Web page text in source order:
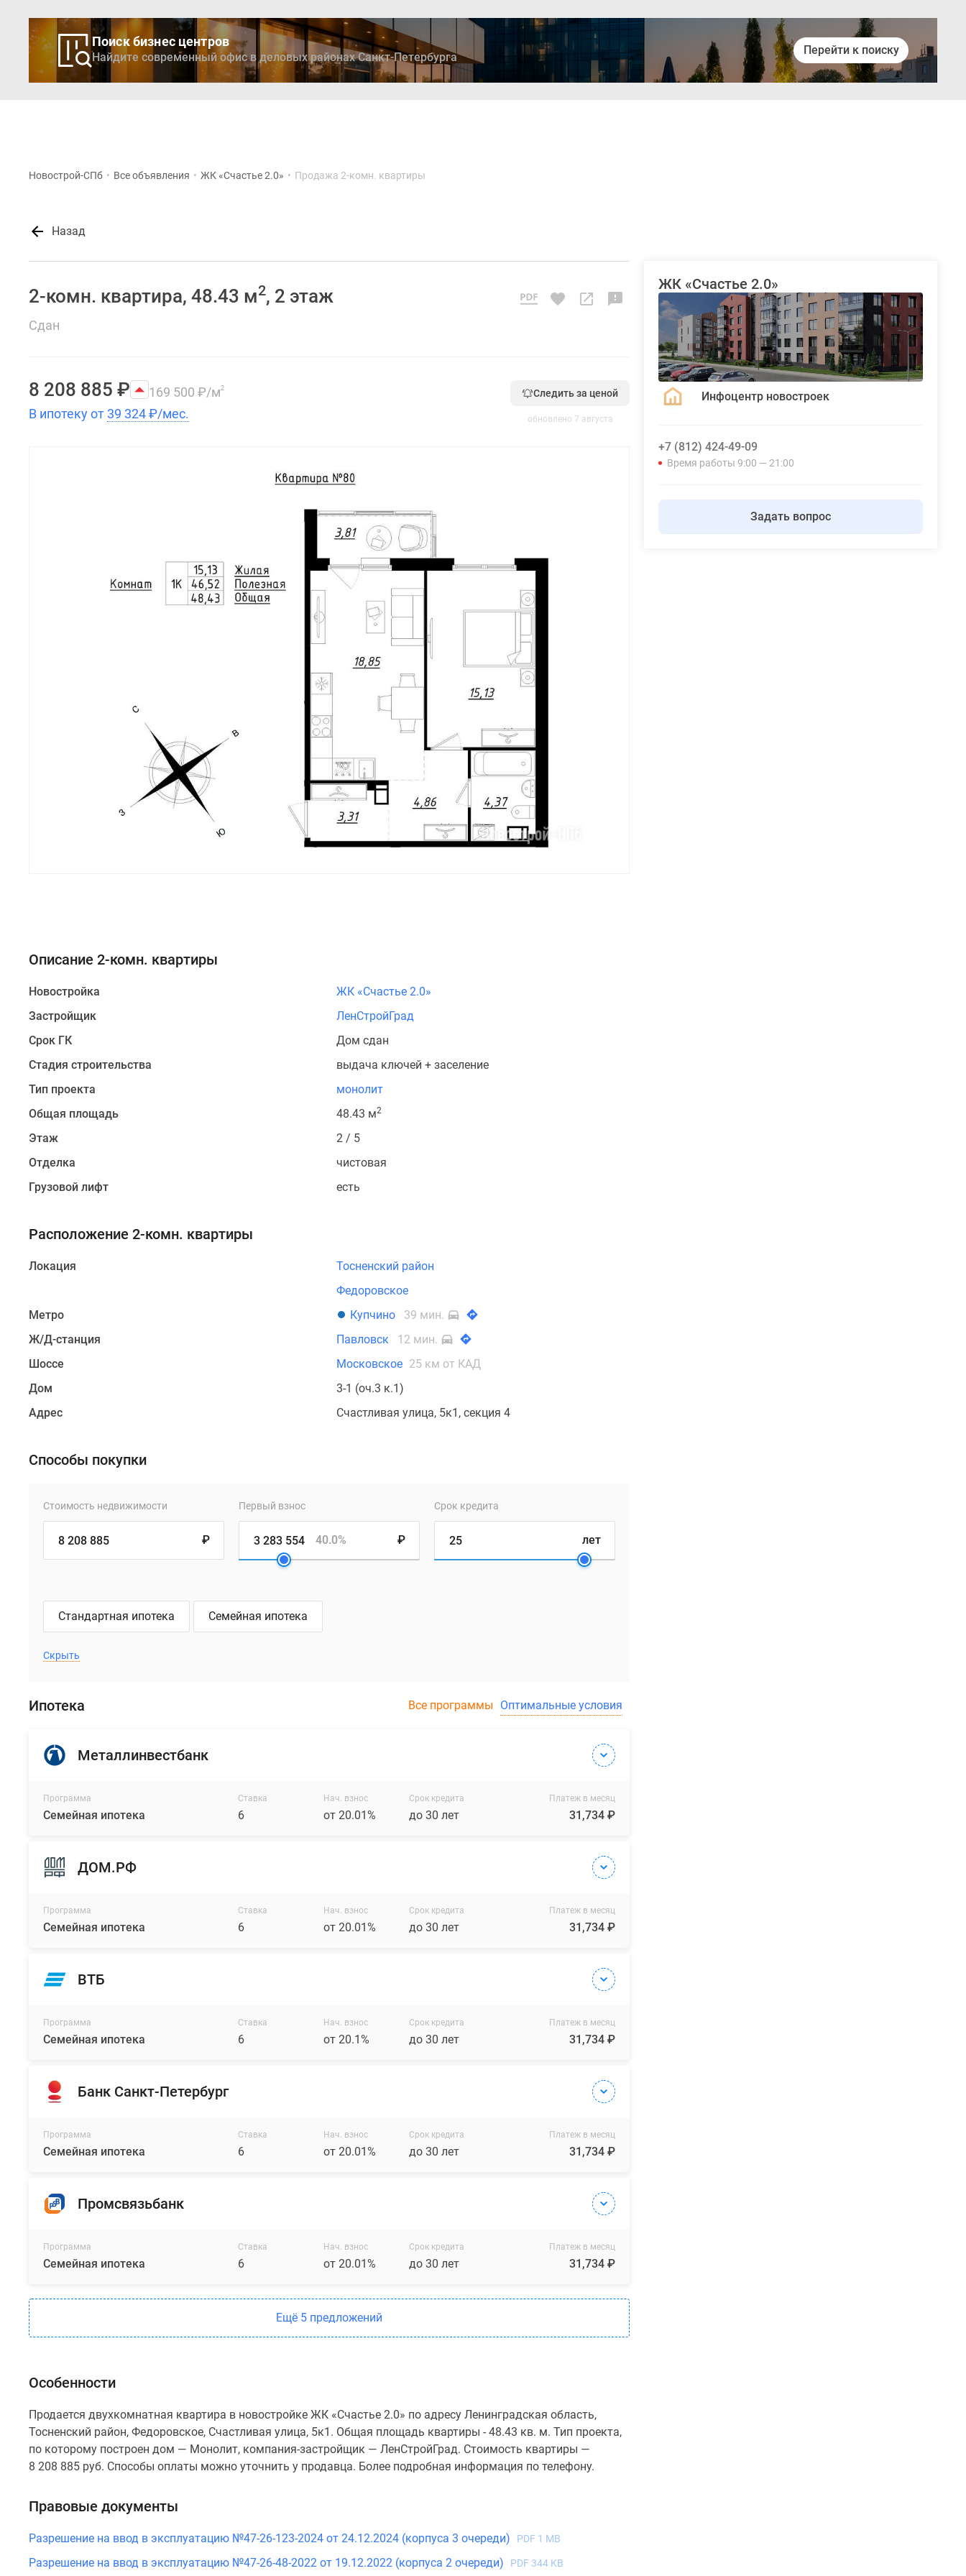
Поиск бизнес центров
Найдите современный офис в деловых районах Санкт-Петербурга
Перейти к поиску
Новострой-СПб • Все объявления • ЖК «Счастье 2.0» • Продажа 2-комн. квартиры
Назад
2-комн. квартира, 48.43 м2, 2 этаж
Сдан
8 208 885 ₽ 169 500 ₽/м2
В ипотеку от 39 324₽/мес.
Следить за ценой
обновлено 7 августа
Описание 2-комн. квартиры
Новостройка
ЖК «Счастье 2.0»
Застройщик
ЛенСтройГрад
Срок ГК
Дом сдан
Стадия строительства
выдача ключей + заселение
Тип проекта
монолит
Общая площадь
48.43 м2
Этаж
2 / 5
Отделка
чистовая
Грузовой лифт
есть
Расположение 2-комн. квартиры
Локация
Тосненский район
Федоровское
Метро
Купчино
39 мин.
Ж/Д-станция
Павловск
12 мин.
Шоссе
Московское 25 км от КАД
Дом
3-1 (оч.3 к.1)
Адрес
Счастливая улица, 5к1, секция 4
Способы покупки
Стоимость недвижимости
₽
Первый взнос
₽
40.0%
Срок кредита
лет
Стандартная ипотека Семейная ипотека
Скрыть
Ипотека Все программы Оптимальные условия
Металлинвестбанк
Программа
Семейная ипотека
Ставка
6
Нач. взнос
от 20.01%
Срок кредита
до 30 лет
Платеж в месяц
31,734 ₽
ДОМ.РФ
Программа
Семейная ипотека
Ставка
6
Нач. взнос
от 20.01%
Срок кредита
до 30 лет
Платеж в месяц
31,734 ₽
ВТБ
Программа
Семейная ипотека
Ставка
6
Нач. взнос
от 20.1%
Срок кредита
до 30 лет
Платеж в месяц
31,734 ₽
Банк Санкт-Петербург
Программа
Семейная ипотека
Ставка
6
Нач. взнос
от 20.01%
Срок кредита
до 30 лет
Платеж в месяц
31,734 ₽
Промсвязьбанк
Программа
Семейная ипотека
Ставка
6
Нач. взнос
от 20.01%
Срок кредита
до 30 лет
Платеж в месяц
31,734 ₽
Ещё 5 предложений
Особенности
Продается двухкомнатная квартира в новостройке ЖК «Счастье 2.0» по адресу Ленинградская область,
Тосненский район, Федоровское, Счастливая улица, 5к1. Общая площадь квартиры - 48.43 кв. м. Тип проекта,
по которому построен дом — Монолит, компания-застройщик — ЛенСтройГрад. Стоимость квартиры —
8 208 885 руб. Способы оплаты можно уточнить у продавца. Более подробная информация по телефону.
Правовые документы
Разрешение на ввод в эксплуатацию №47-26-123-2024 от 24.12.2024 (корпуса 3 очереди) PDF 1 MB
Разрешение на ввод в эксплуатацию №47-26-48-2022 от 19.12.2022 (корпуса 2 очереди) PDF 344 KB
ЖК «Счастье 2.0»
Инфоцентр новостроек
+7 (812) 424-49-09
Время работы 9:00 — 21:00
Задать вопрос